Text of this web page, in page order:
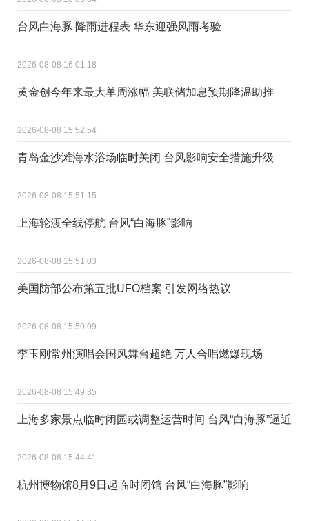
台风白海豚 降雨进程表 华东迎强风雨考验
2026-08-08 16:01:18
黄金创今年来最大单周涨幅 美联储加息预期降温助推
2026-08-08 15:52:54
青岛金沙滩海水浴场临时关闭 台风影响安全措施升级
2026-08-08 15:51:15
上海轮渡全线停航 台风“白海豚”影响
2026-08-08 15:51:03
美国防部公布第五批UFO档案 引发网络热议
2026-08-08 15:50:09
李玉刚常州演唱会国风舞台超绝 万人合唱燃爆现场
2026-08-08 15:49:35
上海多家景点临时闭园或调整运营时间 台风“白海豚”逼近
2026-08-08 15:44:41
杭州博物馆8月9日起临时闭馆 台风“白海豚”影响